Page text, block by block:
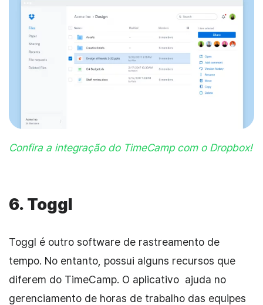
Confira a integração do TimeCamp com o Dropbox!
6. Toggl
Toggl é outro software de rastreamento de
tempo. No entanto, possui alguns recursos que
diferem do TimeCamp. O aplicativo ajuda no
gerenciamento de horas de trabalho das equipes